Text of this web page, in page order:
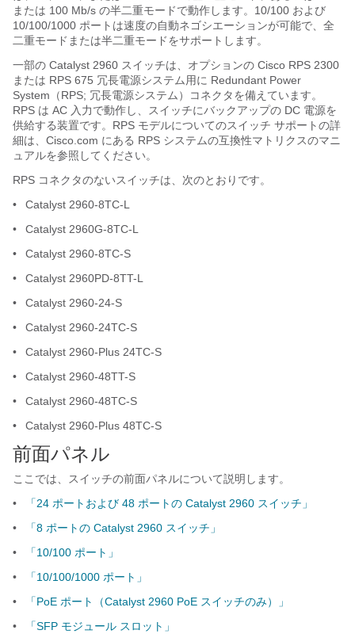
または 100 Mb/s の半二重モードで動作します。10/100 および
10/100/1000 ポートは速度の自動ネゴシエーションが可能で、全
二重モードまたは半二重モードをサポートします。
一部の Catalyst 2960 スイッチは、オプションの Cisco RPS 2300
または RPS 675 冗長電源システム用に Redundant Power
System（RPS; 冗長電源システム）コネクタを備えています。
RPS は AC 入力で動作し、スイッチにバックアップの DC 電源を
供給する装置です。RPS モデルについてのスイッチ サポートの詳
細は、Cisco.com にある RPS システムの互換性マトリクスのマニ
ュアルを参照してください。
RPS コネクタのないスイッチは、次のとおりです。
•
Catalyst 2960-8TC-L
•
Catalyst 2960G-8TC-L
•
Catalyst 2960-8TC-S
•
Catalyst 2960PD-8TT-L
•
Catalyst 2960-24-S
•
Catalyst 2960-24TC-S
•
Catalyst 2960-Plus 24TC-S
•
Catalyst 2960-48TT-S
•
Catalyst 2960-48TC-S
•
Catalyst 2960-Plus 48TC-S
前面パネル
ここでは、スイッチの前面パネルについて説明します。
•
「24 ポートおよび 48 ポートの Catalyst 2960 スイッチ」
•
「8 ポートの Catalyst 2960 スイッチ」
•
「10/100 ポート」
•
「10/100/1000 ポート」
•
「PoE ポート（Catalyst 2960 PoE スイッチのみ）」
•
「SFP モジュール スロット」